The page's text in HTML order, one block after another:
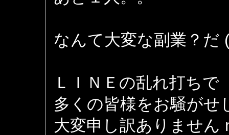
なんて大変な副業？だ
ＬＩＮＥの乱れ打ちで
多くの皆様をお騒がせ
大変申し訳ありません